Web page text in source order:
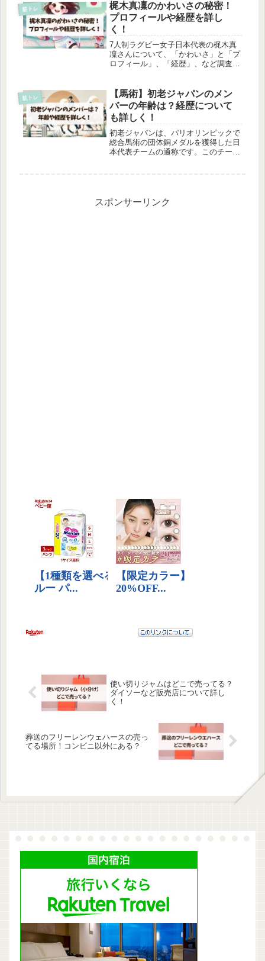
っています。また、彼の年齢やプロフ
ィールについても触れ、彼の人柄に迫
り...
筋トレ
梶木真凜のかわいさの秘密！
プロフィールや経歴を詳し
く！
7人制ラグビー女子日本代表の梶木真
凜さんについて、「かわいさ」と「プ
ロフィール」、「経歴」、など調査し
は、最近そのかわいさが大きな話題と
なっています。彼女の端正な顔立ちや
美し...
筋トレ
【馬術】初老ジャパンのメン
バーの年齢は？経歴について
も詳しく！
初老ジャパンは、パリオリンピックで
総合馬術の団体銅メダルを獲得した日
本代表チームの通称です。このチーム
な...
スポンサーリンク
使い切りジャムはどこで売ってる？
ダイソーなど販売店について詳し
く！
葬送のフリーレンウェハースの売っ
てる場所！コンビニ以外にある？